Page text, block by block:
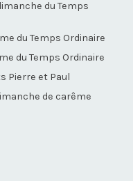
du Temps
du Temps Ordinaire
du Temps Ordinaire
Pierre et Paul
de carême